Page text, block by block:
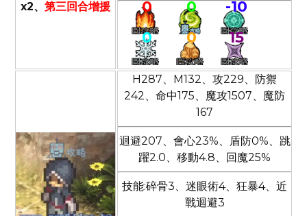
x2、 第三回合增援 0 0
-10
0
0 15
H287、M132、攻229、防禦
242、命中175、魔攻1507、魔防
167
迴避207、會心23%、盾防0%、跳
躍2.0、移動4.8、回魔25%
技能:碎骨3、迷眼術4、狂暴4、近
戰迴避3